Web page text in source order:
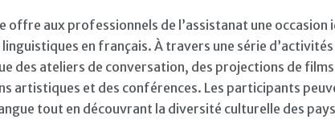
offre aux professionnels de l’assistanat une occasion
en français. À travers une série
des ateliers de conversation, des projections de films
artistiques et des conférences. Les participants
tout en découvrant la diversité culturelle des pays